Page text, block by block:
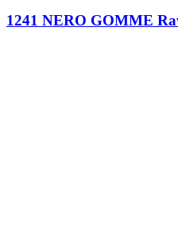
1241 NERO GOMME